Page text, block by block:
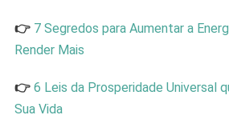
👉7 Segredos para Aumentar a
Render Mais
👉 6 Leis da Prosperidade Universal
Sua Vida